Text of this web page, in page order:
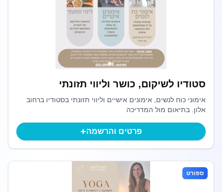
סטודיו לשיקום, כושר וליווי תזונתי
אימוני כוח לנשים, אימונים אישיים וליווי תזונתי בסטודיו ברחוב
אלון. בתיאום מול המדריכה
פרטים והרשמה+
ספורט